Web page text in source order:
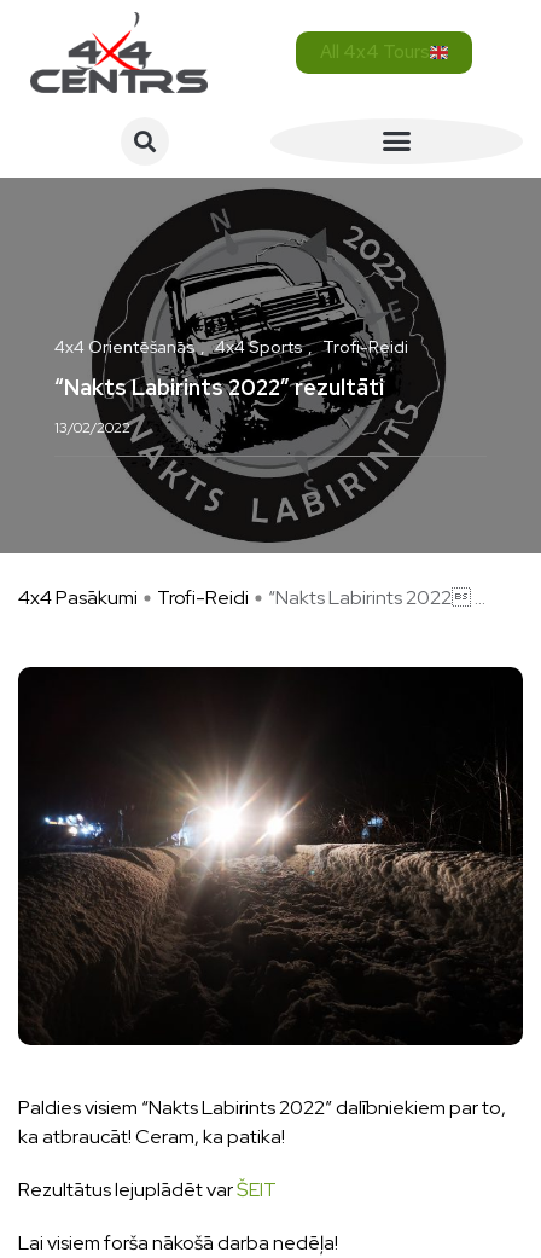
All 4x4 Tours
4x4 Orientēšanās 4x4 Sports Trofi-Reidi
“Nakts Labirints 2022” rezultāti
13/02/2022
4x4 Pasākumi Trofi-Reidi “Nakts Labirints 2022 ...
Paldies visiem “Nakts Labirints 2022” dalībniekiem par to,
ka atbraucāt! Ceram, ka patika!
Rezultātus lejuplādēt varŠEIT
Lai visiem forša nākošā darba nedēļa!